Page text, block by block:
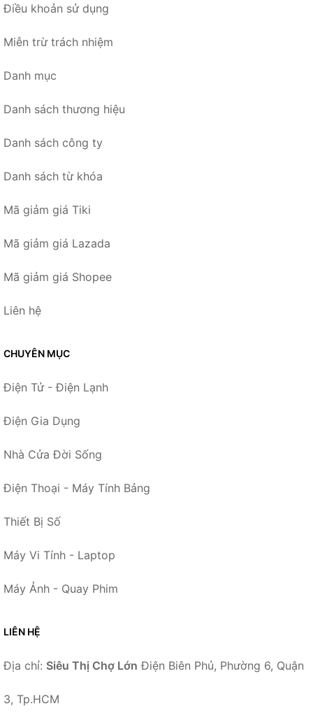
Điều khoản sử dụng
Miễn trừ trách nhiệm
Danh mục
Danh sách thương hiệu
Danh sách công ty
Danh sách từ khóa
Mã giảm giá Tiki
Mã giảm giá Lazada
Mã giảm giá Shopee
Liên hệ
CHUYÊN MỤC
Điện Tử - Điện Lạnh
Điện Gia Dụng
Nhà Cửa Đời Sống
Điện Thoại - Máy Tính Bảng
Thiết Bị Số
Máy Vi Tính - Laptop
Máy Ảnh - Quay Phim
LIÊN HỆ
Địa chỉ: Siêu Thị Chợ Lớn Điện Biên Phủ, Phường 6, Quận
3, Tp.HCM